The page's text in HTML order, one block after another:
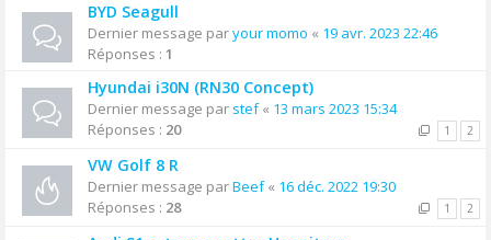
BYD Seagull
Dernier message paryour momo « 19 avr. 2023 22:46
Réponses : 1
Hyundai i30N (RN30 Concept)
Dernier message par stef« 13 mars 2023 15:34
Réponses : 20 1 2
VW Golf 8 R
Dernier message parBeef« 16 déc. 2022 19:30
Réponses : 28 1 2